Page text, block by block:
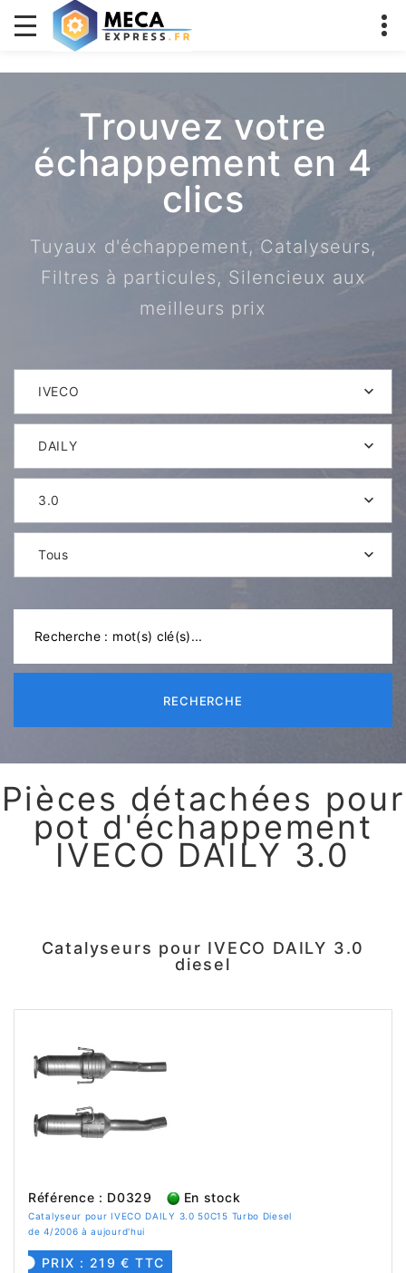
Trouvez votre
échappement en 4
clics
Tuyaux d'échappement, Catalyseurs,
Filtres à particules, Silencieux aux
meilleurs prix
IVECO
DAILY
3.0
Tous
RECHERCHE
Pièces détachées pour
pot d'échappement
IVECO DAILY 3.0
Catalyseurs pour IVECO DAILY 3.0
diesel
Référence : D0329 En stock
Catalyseur pour IVECO DAILY 3.0 50C15 Turbo Diesel
de 4/2006 à aujourd'hui
PRIX : 219 € TTC